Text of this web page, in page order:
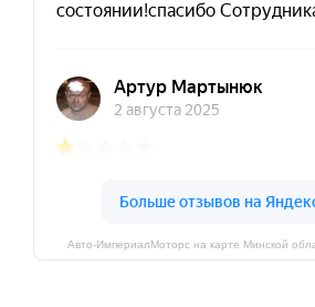
Авто-ИмпериалМоторс на карте Минской